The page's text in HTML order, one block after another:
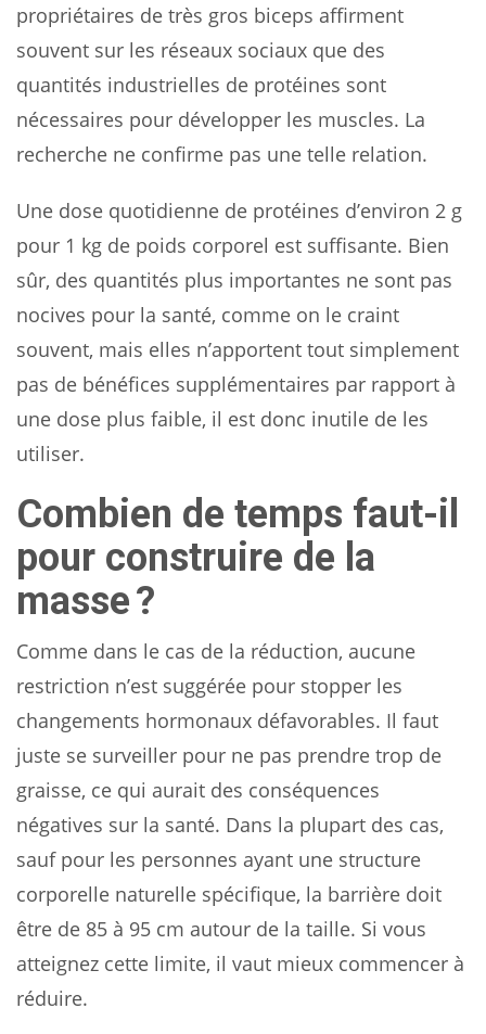
propriétaires de très gros biceps affirment
souvent sur les réseaux sociaux que des
quantités industrielles de protéines sont
nécessaires pour développer les muscles. La
recherche ne confirme pas une telle relation.
Une dose quotidienne de protéines d’environ 2 g
pour 1 kg de poids corporel est suffisante. Bien
sûr, des quantités plus importantes ne sont pas
nocives pour la santé, comme on le craint
souvent, mais elles n’apportent tout simplement
pas de bénéfices supplémentaires par rapport à
une dose plus faible, il est donc inutile de les
utiliser.
Combien de temps faut-il
pour construire de la
masse ?
Comme dans le cas de la réduction, aucune
restriction n’est suggérée pour stopper les
changements hormonaux défavorables. Il faut
juste se surveiller pour ne pas prendre trop de
graisse, ce qui aurait des conséquences
négatives sur la santé. Dans la plupart des cas,
sauf pour les personnes ayant une structure
corporelle naturelle spécifique, la barrière doit
être de 85 à 95 cm autour de la taille. Si vous
atteignez cette limite, il vaut mieux commencer à
réduire.